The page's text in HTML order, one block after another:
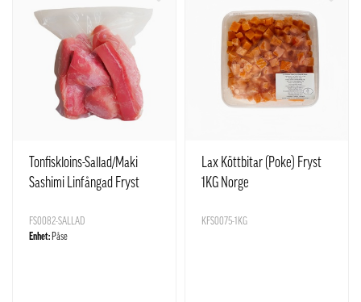
Tonfiskloins-Sallad/Maki
Sashimi Linfångad Fryst
FS0082-SALLAD
Enhet: Påse
Lax Köttbitar (Poke) Fryst
1KG Norge
KFS0075-1KG